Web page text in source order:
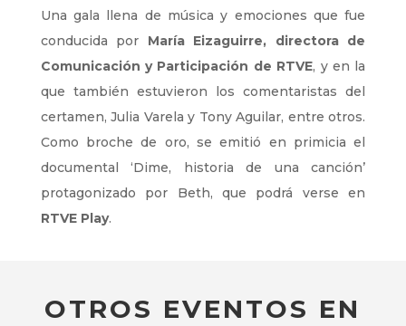
Una gala llena de música y emociones que fue
conducida por María Eizaguirre, directora de
Comunicación y Participación de RTVE, y en la
que también estuvieron los comentaristas del
certamen, Julia Varela y Tony Aguilar, entre otros.
Como broche de oro, se emitió en primicia el
documental ‘Dime, historia de una canción’
protagonizado por Beth, que podrá verse en
RTVE Play.
OTROS EVENTOS EN